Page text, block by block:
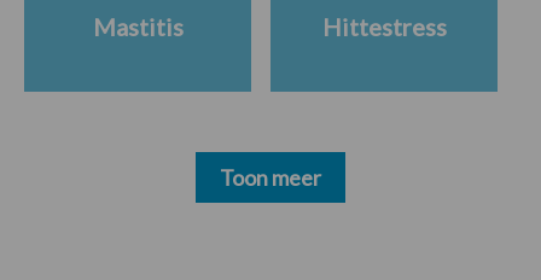
Mastitis Hittestress
Toon meer